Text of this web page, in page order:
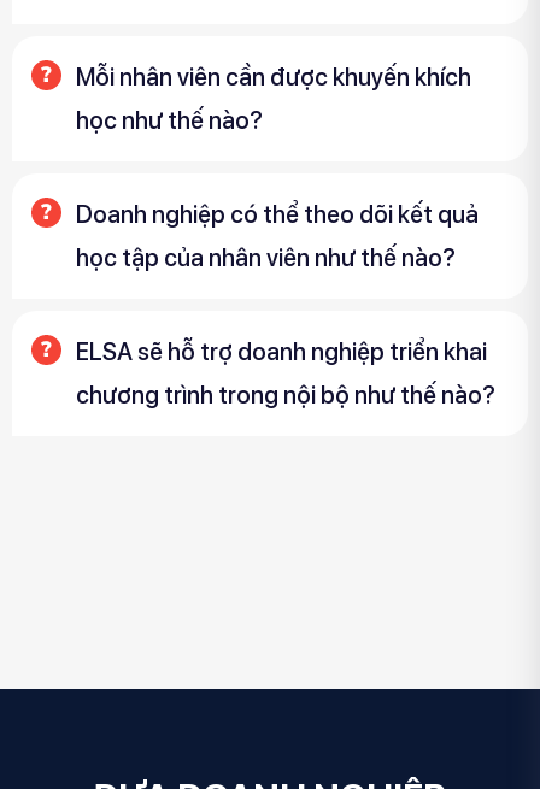
Mỗi nhân viên cần được khuyến khích
học như thế nào?
Doanh nghiệp có thể theo dõi kết quả
học tập của nhân viên như thế nào?
ELSA sẽ hỗ trợ doanh nghiệp triển khai
chương trình trong nội bộ như thế nào?